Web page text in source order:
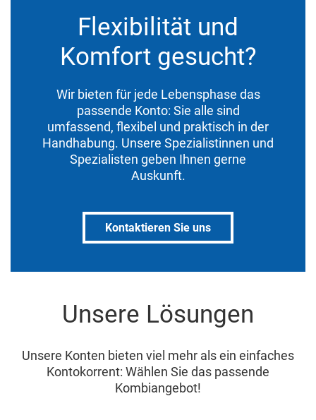
Flexibilität und
Komfort gesucht?
Wir bieten für jede Lebensphase das
passende Konto: Sie alle sind
umfassend, flexibel und praktisch in der
Handhabung. Unsere Spezialistinnen und
Spezialisten geben Ihnen gerne
Auskunft.
Kontaktieren Sie uns
Unsere Lösungen
Unsere Konten bieten viel mehr als ein einfaches
Kontokorrent: Wählen Sie das passende
Kombiangebot!